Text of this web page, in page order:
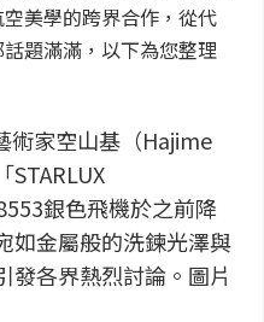
美學的跨界合作，從代
題滿滿，以下為您整理